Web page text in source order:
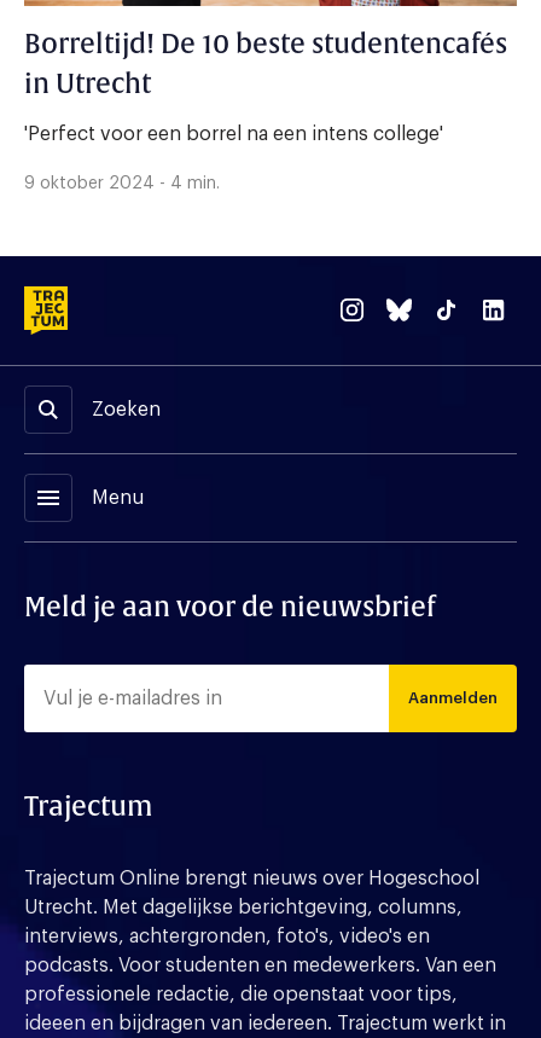
Borreltijd! De 10 beste studentencafés
in Utrecht
'Perfect voor een borrel na een intens college'
9 oktober 2024 - 4 min.
Zoeken
menu Menu
Meld je aan voor de nieuwsbrief
Aanmelden
Trajectum
Trajectum Online brengt nieuws over Hogeschool
Utrecht. Met dagelijkse berichtgeving, columns,
interviews, achtergronden, foto's, video's en
podcasts. Voor studenten en medewerkers. Van een
professionele redactie, die openstaat voor tips,
ideeen en bijdragen van iedereen. Trajectum werkt in